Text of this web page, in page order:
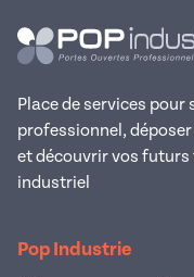
Place de services
professionnel,
et découvrir vos futurs
industriel
Pop Industrie